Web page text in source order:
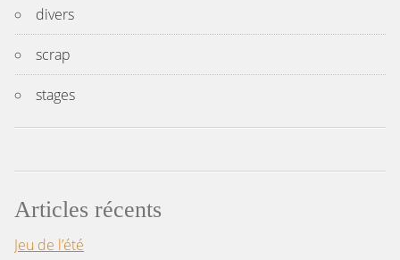
divers
scrap
stages
Articles récents
Jeu de l’été